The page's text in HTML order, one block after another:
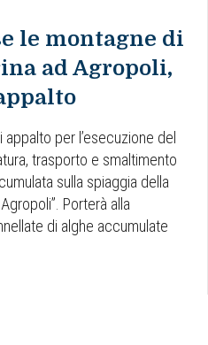
le montagne di
ad Agropoli,
per l’esecuzione del
trasporto e smaltimento
sulla spiaggia della
Porterà alla
di alghe accumulate